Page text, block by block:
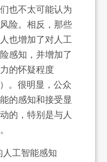
也不太可能认为
险。相反，那些
也增加了对人工
感知，并增加了
的怀疑程度
。很明显，公众
的感知和接受显
的，特别是与人
工智能感知